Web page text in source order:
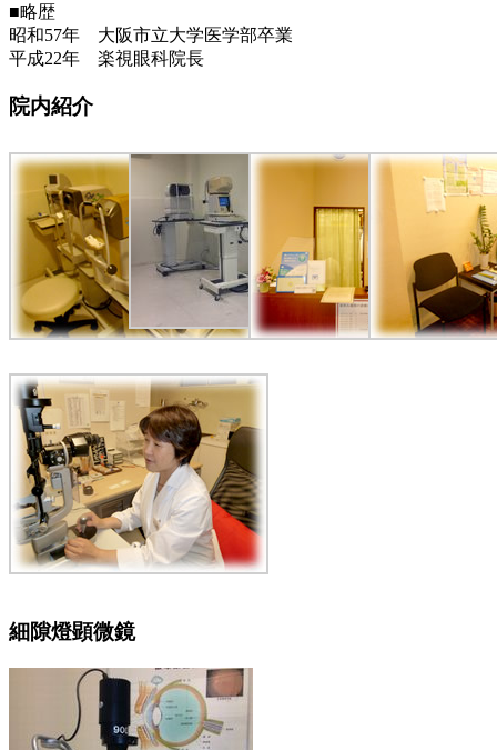
■略歴
昭和57年 大阪市立大学医学部卒業
平成22年 楽視眼科院長
院内紹介
細隙燈顕微鏡